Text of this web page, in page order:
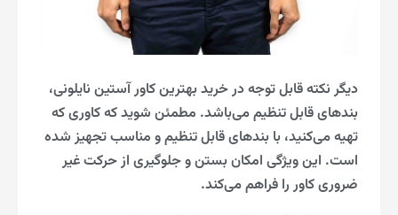
دیگر نکته قابل توجه در خرید بهترین کاور آستین نایلونی،
بندهای قابل تنظیم می‌باشد. مطمئن شوید که کاوری که
تهیه می‌کنید، با بندهای قابل تنظیم و مناسب تجهیز شده
است. این ویژگی امکان بستن و جلوگیری از حرکت غیر
ضروری کاور را فراهم می‌کند.